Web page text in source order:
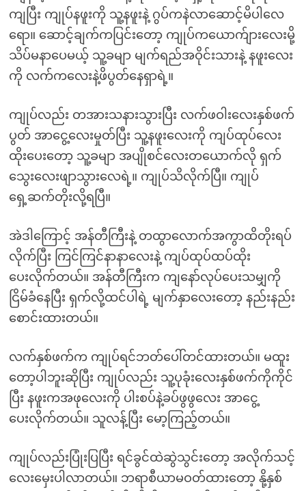
ကျပြီး ကျုပ်နဖူးကို သူ့နဖူးနဲ့ ဂွပ်ကနဲလာဆောင့်မိပါလေ
ရော။ ဆောင့်ချက်ကပြင်းတော့ ကျုပ်ကယောက်ျားလေးမို့
သိပ်မနာပေမယ့် သူ့ခမျာ မျက်ရည်အဝိုင်းသားနဲ့ နဖူးလေး
ကို လက်ကလေးနဲ့ဖိပွတ်နေရှာရဲ့။
ကျုပ်လည်း တအားသနားသွားပြီး လက်ဖဝါးလေးနှစ်ဖက်
ပွတ် အာငွေ့လေးမှုတ်ပြီး သူ့နဖူးလေးကို ကျပ်ထုပ်လေး
ထိုးပေးတော့ သူ့ခမျာ အပျိုစင်လေးတယောက်လို ရှက်
သွေးလေးဖျာသွားလေရဲ့။ ကျုပ်သိလိုက်ပြီ။ ကျုပ်
ရှေ့ဆက်တိုးလို့ရပြီ။
အဲဒါကြောင့် အန်တီကြီးနဲ့ တထွာလောက်အကွာထိတိုးရပ်
လိုက်ပြီး ကြင်ကြင်နာနာလေးနဲ့ ကျပ်ထုပ်ထပ်ထိုး
ပေးလိုက်တယ်။ အန်တီကြီးက ကျနော်လုပ်ပေးသမျှကို
ငြိမ်ခံနေပြီး ရှက်လို့ထင်ပါရဲ့ မျက်နှာလေးတော့ နည်းနည်း
စောင်းထားတယ်။
လက်နှစ်ဖက်က ကျုပ်ရင်ဘတ်ပေါ်တင်ထားတယ်။ မထူး
တော့ပါဘူးဆိုပြီး ကျုပ်လည်း သူ့ပုခုံးလေးနှစ်ဖက်ကိုကိုင်
ပြီး နဖူးကအဖုလေးကို ပါးစပ်နဲ့ခပ်ဖွဖွလေး အာငွေ့
ပေးလိုက်တယ်။ သူလန့်ပြီး မော့ကြည့်တယ်။
ကျုပ်လည်းပြုံးပြပြီး ရင်ခွင်ထဲဆွဲသွင်းတော့ အလိုက်သင့်
လေးမှေးပါလာတယ်။ ဘရာစီယာမဝတ်ထားတော့ နို့နှစ်